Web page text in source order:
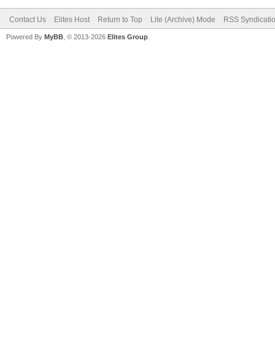
Contact Us Elites Host Return to Top Lite (Archive) Mode RSS
Powered By MyBB , © 2013-2026 Elites Group